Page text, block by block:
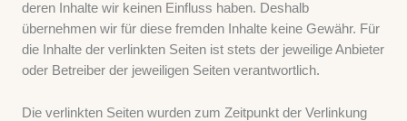
deren Inhalte wir keinen Einfluss haben. Deshalb
übernehmen wir für diese fremden Inhalte keine Gewähr. Für
die Inhalte der verlinkten Seiten ist stets der jeweilige Anbieter
oder Betreiber der jeweiligen Seiten verantwortlich.
Die verlinkten Seiten wurden zum Zeitpunkt der Verlinkung